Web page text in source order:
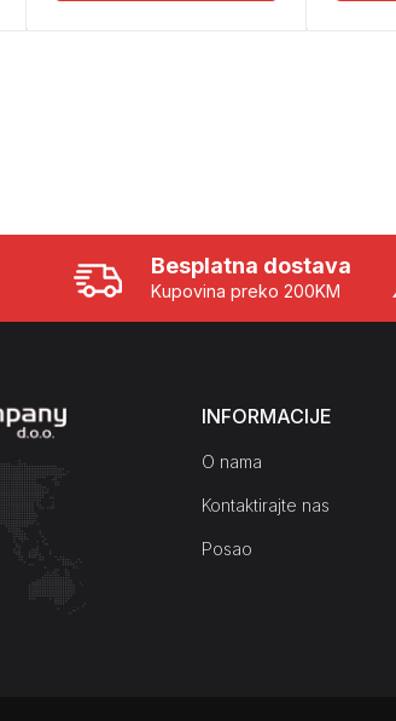
Besplatna dostava
Kupovina preko 200KM
INFORMACIJE
O nama
Kontaktirajte nas
Posao